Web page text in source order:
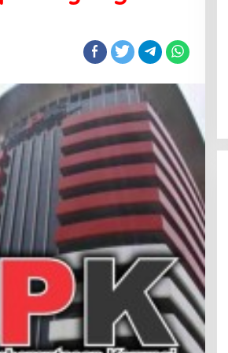
BI Jabar dan Pemkot Padukan
Buku, Kuliner, Hingga Edukasi
Digital